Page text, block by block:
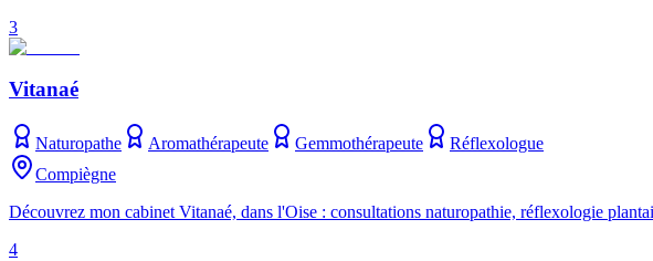
3
Vitanaé
Naturopathe Aromathérapeute Gemmothérapeute
Réflexologue
Compiègne
Découvrez mon cabinet Vitanaé, dans l'Oise : consultations naturopathie, réflexologie
4